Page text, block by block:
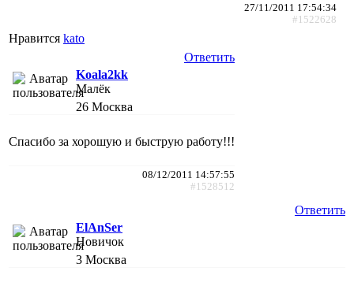
27/11/2011 17:54:34
#1522628
Нравится kato
Ответить
Koala2kk
Малёк
26 Москва
Спасибо за хорошую и быструю работу!!!
08/12/2011 14:57:55
#1528512
Ответить
ElAnSer
Новичок
3 Москва